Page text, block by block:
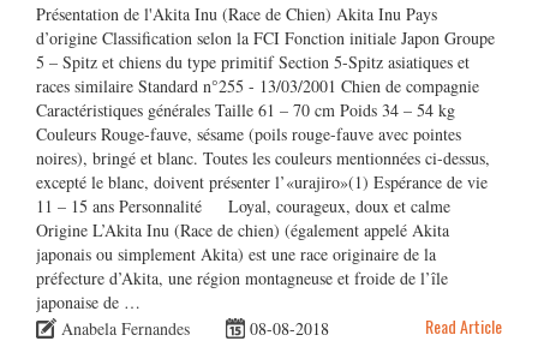
Présentation de l'Akita Inu (Race de Chien) Akita Inu Pays
d’origine Classification selon la FCI Fonction initiale Japon Groupe
5 – Spitz et chiens du type primitif Section 5-Spitz asiatiques et
races similaire Standard n°255 - 13/03/2001 Chien de compagnie
Caractéristiques générales Taille 61 – 70 cm Poids 34 – 54 kg
Couleurs Rouge-fauve, sésame (poils rouge-fauve avec pointes
noires), bringé et blanc. Toutes les couleurs mentionnées ci-dessus,
excepté le blanc, doivent présenter l’«urajiro»(1) Espérance de vie
11 – 15 ans Personnalité Loyal, courageux, doux et calme
Origine L’Akita Inu (Race de chien) (également appelé Akita
japonais ou simplement Akita) est une race originaire de la
préfecture d’Akita, une région montagneuse et froide de l’île
japonaise de …
Anabela Fernandes
08-08-2018 Read Article